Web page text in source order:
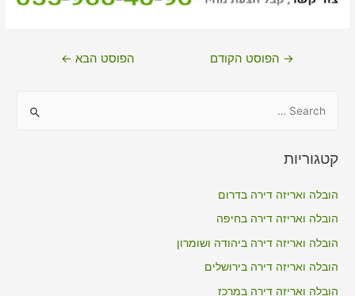
ניווט→ הפוסט הקודם הפוסט הבא ←
r
o
r
:
קטגוריות
הובלה ואריזה דירה בדרום
הובלה ואריזה דירה בחיפה
הובלה ואריזה דירה ביהודה ושומרון
הובלה ואריזה דירה בירושלים
הובלה ואריזה דירה במרכז